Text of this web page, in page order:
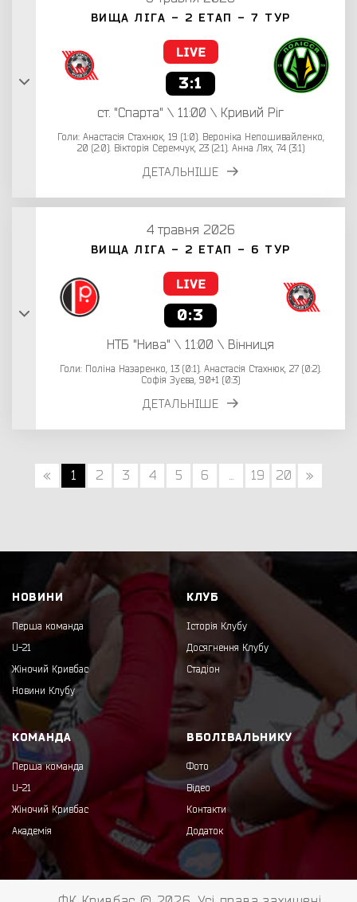
ВИЩА ЛІГА - 2 ЕТАП - 7 ТУР
3:1
ст. "Спарта" \ 11:00 \ Кривий Ріг
Голи: Анастасія Стахнюк, 19 (1:0). Вероніка Непошивайленко,
20 (2:0). Вікторія Серемчук, 23 (2:1). Анна Лях, 74 (3:1)
ДЕТАЛЬНІШЕ
4 травня 2026
ВИЩА ЛІГА - 2 ЕТАП - 6 ТУР
0:3
НТБ "Нива" \ 11:00 \ Вінниця
Голи: Поліна Назаренко, 13 (0:1). Анастасія Стахнюк, 27 (0:2).
Софія Зуєва, 90+1 (0:3)
ДЕТАЛЬНІШЕ
« 1 2 3 4 5 6 ... 19 20 »
НОВИНИ
Перша команда
U-21
Жіночий Кривбас
Новини Клубу
КЛУБ
Історія Клубу
Досягнення Клубу
Стадіон
КОМАНДА
Перша команда
U-21
Жіночий Кривбас
Академія
ВБОЛІВАЛЬНИКУ
Фото
Відео
Контакти
Додаток